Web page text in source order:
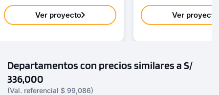
Ver proyecto Ver proyecto
Departamentos con precios similares a S/
336,000
(Val. referencial $ 99,086)